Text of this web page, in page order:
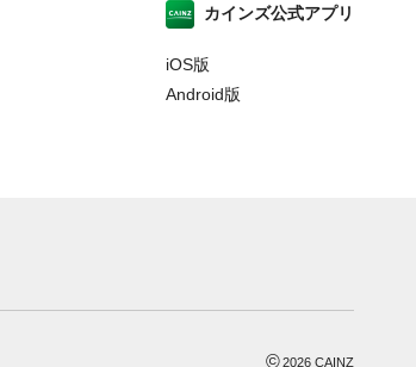
カインズ公式アプリ
iOS版
Android版
©2026 CAINZ